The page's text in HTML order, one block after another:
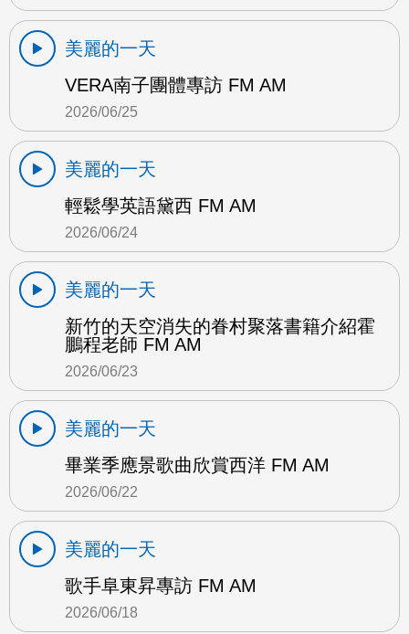
美麗的一天
VERA南子團體專訪 FM AM
2026/06/25
美麗的一天
輕鬆學英語黛西 FM AM
2026/06/24
美麗的一天
新竹的天空消失的眷村聚落書籍介紹霍
鵬程老師 FM AM
2026/06/23
美麗的一天
畢業季應景歌曲欣賞西洋 FM AM
2026/06/22
美麗的一天
歌手阜東昇專訪 FM AM
2026/06/18